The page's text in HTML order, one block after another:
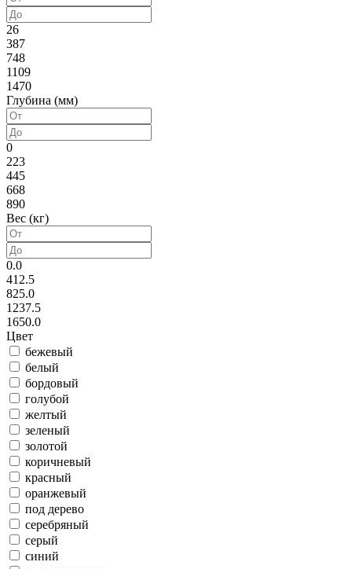
26
387
748
1109
1470
Глубина (мм)
0
223
445
668
890
Вес (кг)
0.0
412.5
825.0
1237.5
1650.0
Цвет
бежевый
белый
бордовый
голубой
желтый
зеленый
золотой
коричневый
красный
оранжевый
под дерево
серебряный
серый
синий